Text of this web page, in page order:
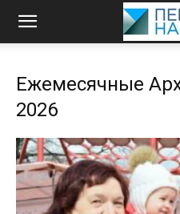
Ежемесячные
2026